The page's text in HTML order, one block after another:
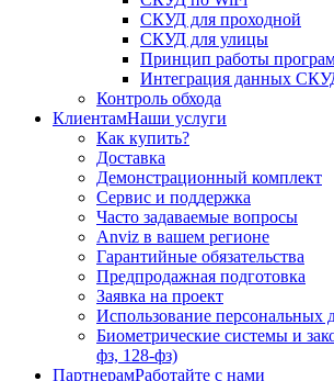
СКУД для проходной
СКУД для улицы
Принцип работы
Интеграция данных
Контроль обхода
КлиентамНаши услуги
Как купить?
Доставка
Демонстрационный комплект
Сервис и поддержка
Часто задаваемые вопросы
Anviz в вашем регионе
Гарантийные обязательства
Предпродажная подготовка
Заявка на проект
Использование персональных
Биометрические системы и
фз, 128-фз)
ПартнерамРаботайте с нами